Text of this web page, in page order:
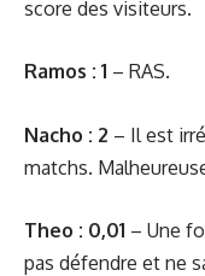
score des visiteurs.
Ramos : 1 – RAS.
Nacho : 2 – Il est
matchs.
Theo : 0,01 – Une
pas défendre et ne